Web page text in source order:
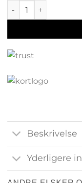
NUURI karklud brun
Beskrivelse
Yderligere